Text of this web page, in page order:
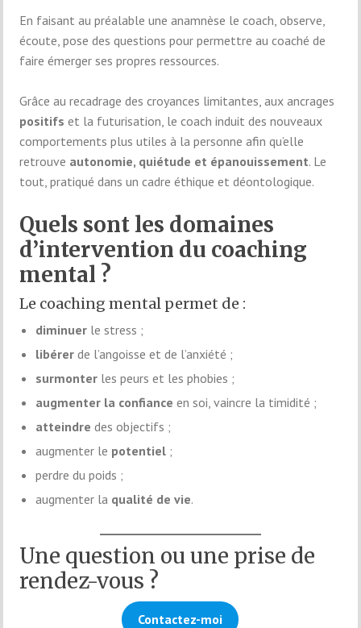
En faisant au préalable une anamnèse le coach, observe,
écoute, pose des questions pour permettre au coaché de
faire émerger ses propres ressources.
Grâce au recadrage des croyances limitantes, aux ancrages
positifs et la futurisation, le coach induit des nouveaux
comportements plus utiles à la personne afin qu’elle
retrouve autonomie, quiétude et épanouissement. Le
tout, pratiqué dans un cadre éthique et déontologique.
Quels sont les domaines
d’intervention du coaching
mental ?
Le coaching mental permet de :
diminuer le stress ;
libérer de l’angoisse et de l’anxiété ;
surmonter les peurs et les phobies ;
augmenter la confiance en soi, vaincre la timidité ;
atteindre des objectifs ;
augmenter le potentiel ;
perdre du poids ;
augmenter la qualité de vie.
Une question ou une prise de
rendez-vous ?
Contactez-moi